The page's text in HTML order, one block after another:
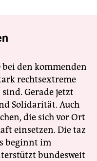
den kommenden
rechtsextreme
Gerade jetzt
Solidarität. Auch
die sich vor Ort
einsetzen. Die taz
beginnt im
bundesweit